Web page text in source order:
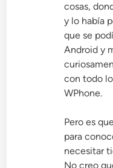
cosas,
y lo había
que se
Android y
con todo
WPhone.
Pero es
para
necesitar
No creo